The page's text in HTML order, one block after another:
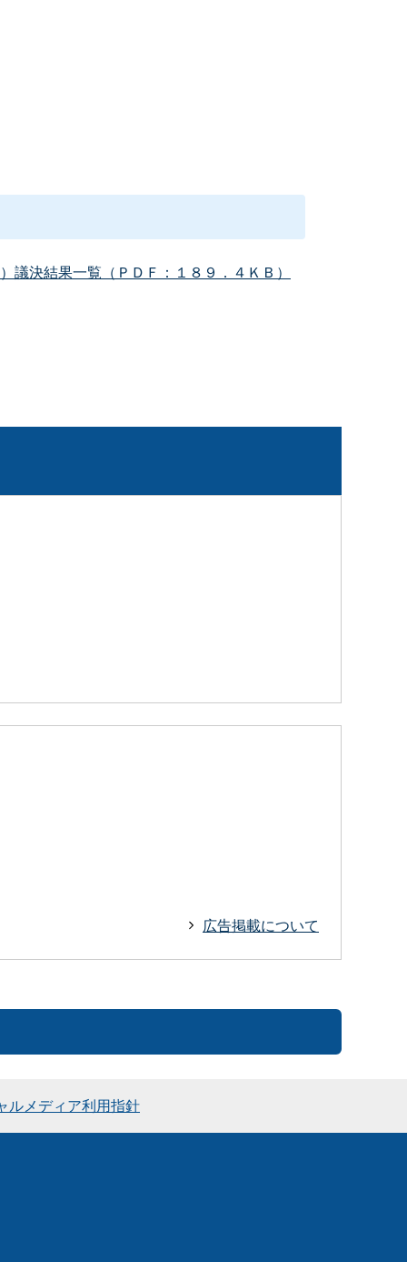
決結果一覧（ＰＤＦ：１８９．４ＫＢ）
広告掲載について
ルメディア利用指針